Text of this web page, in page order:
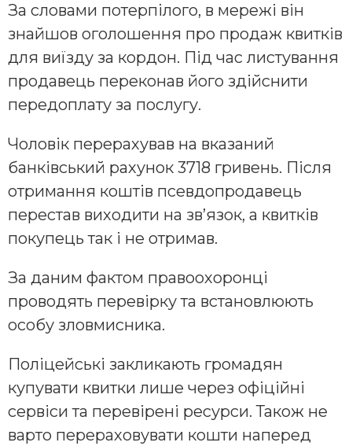
За словами потерпілого, в мережі він
знайшов оголошення про продаж квитків
для виїзду за кордон. Під час листування
продавець переконав його здійснити
передоплату за послугу.
Чоловік перерахував на вказаний
банківський рахунок 3718 гривень. Після
отримання коштів псевдопродавець
перестав виходити на зв’язок, а квитків
покупець так і не отримав.
За даним фактом правоохоронці
проводять перевірку та встановлюють
особу зловмисника.
Поліцейські закликають громадян
купувати квитки лише через офіційні
сервіси та перевірені ресурси. Також не
варто перераховувати кошти наперед